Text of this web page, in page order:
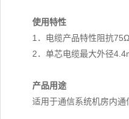
使用特性
1．电缆产品特性阻抗
2．单芯电缆最大外径
产品用途
适用于通信系统机房内